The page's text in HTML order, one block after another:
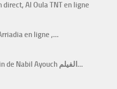
direct, Al Oula TNT en ligne
en ligne ,…
Zin Li Fik Le film Marocain de Nabil Ayouch الفيلم…